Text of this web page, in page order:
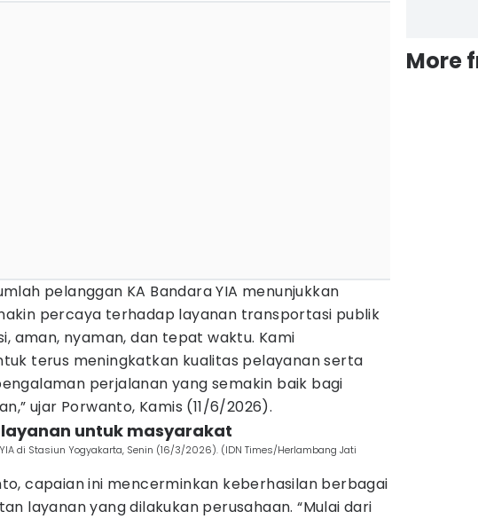
pelanggan KA Bandara YIA menunjukkan
percaya terhadap layanan transportasi publik
aman, nyaman, dan tepat waktu. Kami
terus meningkatkan kualitas pelayanan serta
perjalanan yang semakin baik bagi
ujar Porwanto, Kamis (11/6/2026).
untuk masyarakat
di Stasiun Yogyakarta, Senin (16/3/2026). (IDN Times/Herlambang Jati
capaian ini mencerminkan keberhasilan berbagai
layanan yang dilakukan perusahaan. “Mulai dari
More